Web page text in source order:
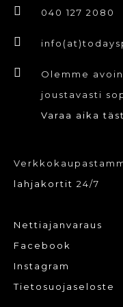
040 127 2080
Olemme
joustavasti
Varaa aika
lahjakortit 24/7
Nettiajanvaraus
Facebook
Instagram
Tietosuojaseloste